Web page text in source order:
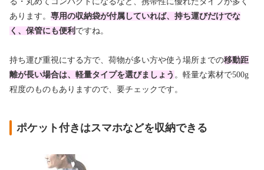
あります。 専用の収納袋が付属していれば、持ち運びだけでな
く、保管にも便利 ですね。
持ち運び重視にする方で、荷物が多い方や使う場所までの移動距
離が長い場合は、軽量タイプを選びましょう 。軽量な素材で500g
程度のものもありますので、要チェックです。
ポケット付きはスマホなどを収納できる